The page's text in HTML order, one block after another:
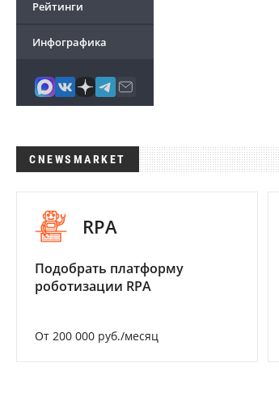
Рейтинги
Инфографика
CNEWSMARKET
RPA
Подобрать платформу
роботизации RPA
От 200 000 руб./месяц